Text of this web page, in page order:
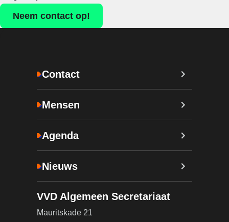
Neem contact op!
Contact
Mensen
Agenda
Nieuws
VVD Algemeen Secretariaat
Mauritskade 21